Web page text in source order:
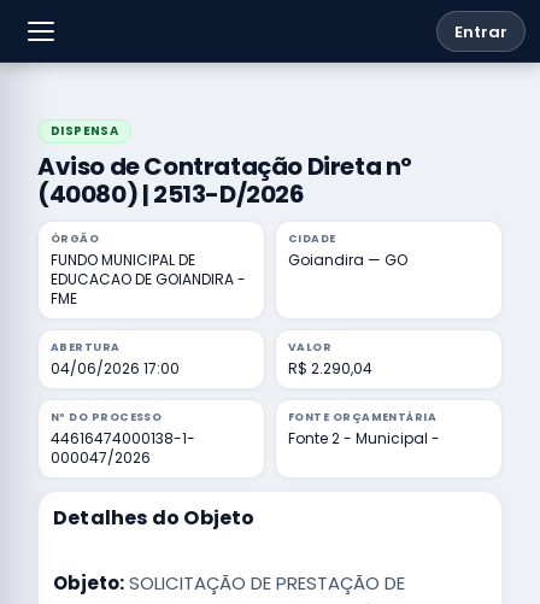
Entrar
DISPENSA
Aviso de Contratação Direta nº
(40080) | 2513-D/2026
ÓRGÃO
FUNDO MUNICIPAL DE
EDUCACAO DE GOIANDIRA -
FME
CIDADE
Goiandira — GO
ABERTURA
04/06/2026 17:00
VALOR
R$ 2.290,04
Nº DO PROCESSO
44616474000138-1-
000047/2026
FONTE ORÇAMENTÁRIA
Fonte 2 - Municipal -
Detalhes do Objeto
Objeto:SOLICITAÇÃO DE PRESTAÇÃO DE